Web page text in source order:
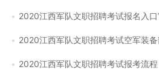
2020江西军队文职招聘考试报名入
2020江西军队文职招聘考试空军装
2020江西军队文职招聘考试报考流程